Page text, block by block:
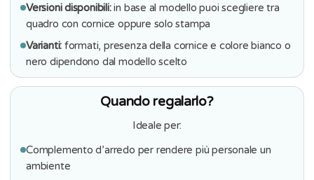
Versioni disponibili:in base al modello puoi scegliere tra
quadro con cornice oppure solo stampa
Varianti: formati, presenza della cornice e colore bianco o
nero dipendono dal modello scelto
Quando regalarlo?
Ideale per:
Complemento d’arredo per rendere più personale un
ambiente